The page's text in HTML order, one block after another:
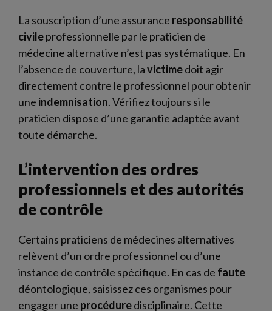
La souscription d’une assurance responsabilité
civileprofessionnelle par le praticien de
médecine alternative n’est pas systématique. En
l’absence de couverture, lavictimedoit agir
directement contre le professionnel pour obtenir
une indemnisation. Vérifiez toujours si le
praticien dispose d’une garantie adaptée avant
toute démarche.
L’intervention des ordres
professionnels et des autorités
de contrôle
Certains praticiens de médecines alternatives
relèvent d’un ordre professionnel ou d’une
instance de contrôle spécifique. En cas de faute
déontologique, saisissez ces organismes pour
engager une procéduredisciplinaire. Cette